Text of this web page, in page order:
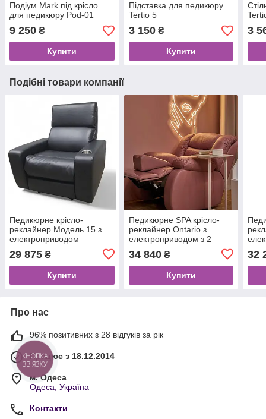
Подіум Mark під крісло
для педикюру Pod-01
9 250 ₴
Купити
Підставка для педикюру
Tertio 5
3 150₴
Купити
3
Подібні товари компанії
Педикюрне крісло-
реклайнер Модель 15 з
електроприводом
29 875 ₴
Купити
Педикюрне SPA крісло-
реклайнер Ontario з
електроприводом з 2
34 840₴
Купити
32
Про нас
96% позитивних з 28 відгуків за рік
Працює з 18.12.2014
м. Одеса
Одеса, Україна
Контакти
КНОПКА
ЗВ'ЯЗКУ